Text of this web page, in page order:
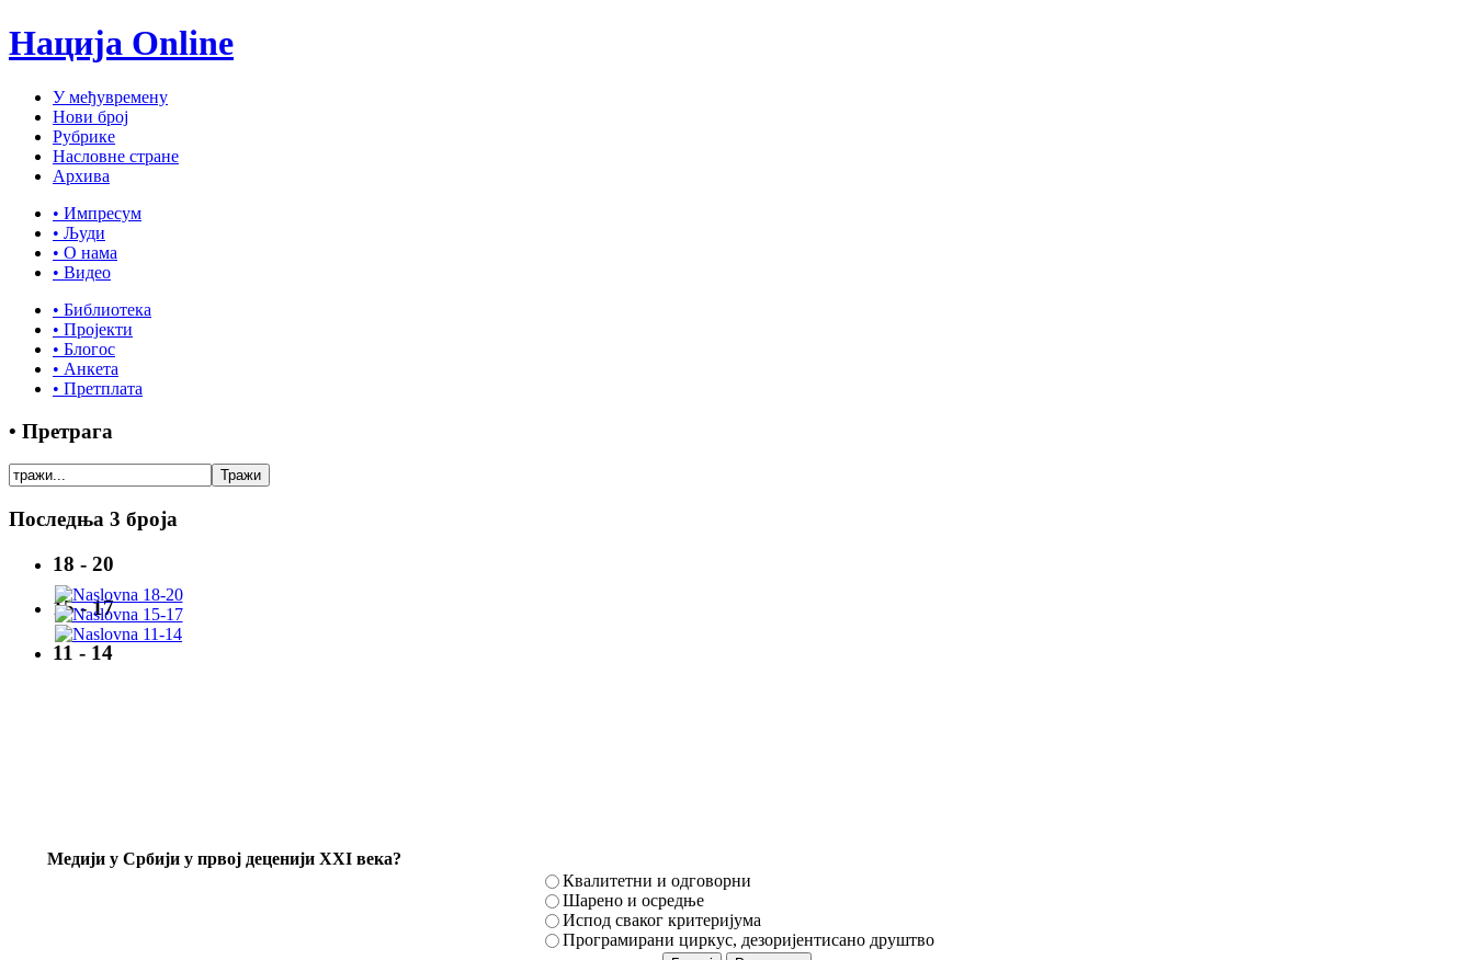
Нација Online
У међувремену
Нови број
Рубрике
Насловне стране
Архива
• Импресум
• Људи
• О нама
• Видео
• Библиотека
• Пројекти
• Блогос
• Анкета
• Претплата
• Претрага
Последња 3 броја
18 - 20
15 - 17
11 - 14
Mедији у Србији у првој деценији XXI века?
Квалитетни и одговорни
Шарено и осредње
Испод сваког критеријума
Програмирани циркус, дезоријентисано друштво